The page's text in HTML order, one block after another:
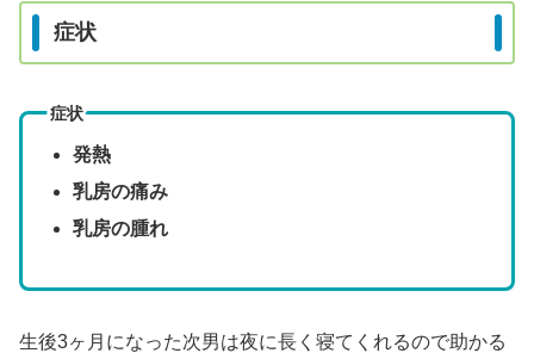
症状
症状
発熱
乳房の痛み
乳房の腫れ
生後3ヶ月になった次男は夜に長く寝てくれるので助かる